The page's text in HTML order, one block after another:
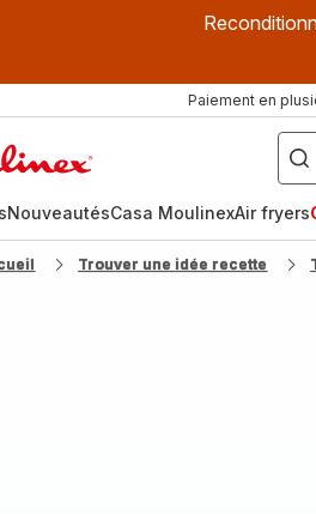
Paiement en
["Que
vous
?",
fryer",
NouveautésCasa MoulinexAir fryers
Trouver une idée recette